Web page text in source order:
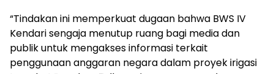
“Tindakan ini memperkuat dugaan bahwa BWS IV
Kendari sengaja menutup ruang bagi media dan
publik untuk mengakses informasi terkait
penggunaan anggaran negara dalam proyek irigasi